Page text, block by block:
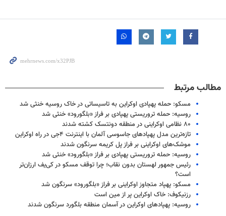
مطالب مرتبط
مسکو: حمله پهپادی اوکراین به تاسیساتی در خاک روسیه خنثی شد
روسیه: حمله تروریستی پهپادی بر فراز «بلگورود» خنثی شد
۸۰ نظامی اوکراینی در منطقه دونتسک کشته شدند
تازه‌ترین مدل پهپادهای جاسوسی آلمان با اینترنت ۴جی در راه اوکراین
موشک‌های اوکراینی بر فراز پل کریمه سرنگون شدند
روسیه: حمله تروریستی پهپادی بر فراز «بلگورود» خنثی شد
رئیس جمهور لهستان بدون نقاب؛ چرا توقف مسکو در کی‌یف ارزان‌تر
است؟
مسکو: پهپاد متجاوز اوکراینی بر فراز «بلگورود» سرنگون شد
رزنیکوف: خاک اوکراین پر از مین است
روسیه: پهپادهای اوکراین در آسمان منطقه بلگورد سرنگون شدند